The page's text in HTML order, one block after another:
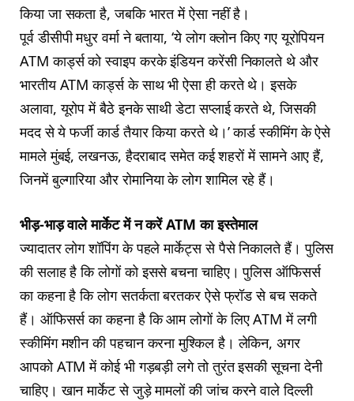
किया जा सकता है, जबकि भारत में ऐसा नहीं है।
पूर्व डीसीपी मधुर वर्मा ने बताया, ‘ये लोग क्लोन किए गए यूरोपियन
ATM कार्ड्स को स्वाइप करके इंडियन करेंसी निकालते थे और
भारतीय ATM कार्ड्स के साथ भी ऐसा ही करते थे। इसके
अलावा, यूरोप में बैठे इनके साथी डेटा सप्लाई करते थे, जिसकी
मदद से ये फर्जी कार्ड तैयार किया करते थे।’ कार्ड स्कीमिंग के ऐसे
मामले मुंबई, लखनऊ, हैदराबाद समेत कई शहरों में सामने आए हैं,
जिनमें बुल्गारिया और रोमानिया के लोग शामिल रहे हैं।
भीड़-भाड़ वाले मार्केट में न करें ATM का इस्तेमाल
ज्यादातर लोग शॉपिंग के पहले मार्केट्स से पैसे निकालते हैं। पुलिस
की सलाह है कि लोगों को इससे बचना चाहिए। पुलिस ऑफिसर्स
का कहना है कि लोग सतर्कता बरतकर ऐसे फ्रॉड से बच सकते
हैं। ऑफिसर्स का कहना है कि आम लोगों के लिए ATM में लगी
स्कीमिंग मशीन की पहचान करना मुश्किल है। लेकिन, अगर
आपको ATM में कोई भी गड़बड़ी लगे तो तुरंत इसकी सूचना देनी
चाहिए। खान मार्केट से जुड़े मामलों की जांच करने वाले दिल्ली